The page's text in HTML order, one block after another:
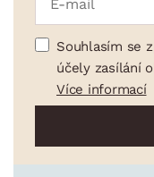
Souhlasím se
účely zasílání
Více informací